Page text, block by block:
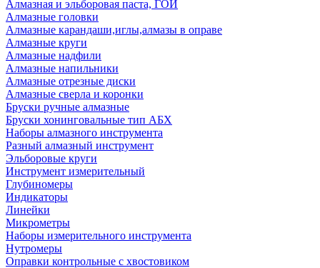
Алмазная и эльборовая паста, ГОИ
Алмазные головки
Алмазные карандаши,иглы,алмазы в оправе
Алмазные круги
Алмазные надфили
Алмазные напильники
Алмазные отрезные диски
Алмазные сверла и коронки
Бруски ручные алмазные
Бруски хонинговальные тип АБХ
Наборы алмазного инструмента
Разный алмазный инструмент
Эльборовые круги
Инструмент измерительный
Глубиномеры
Индикаторы
Линейки
Микрометры
Наборы измерительного инструмента
Нутромеры
Оправки контрольные с хвостовиком